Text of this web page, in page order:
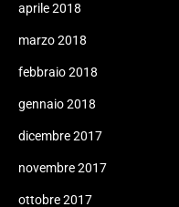
aprile 2018
marzo 2018
febbraio 2018
gennaio 2018
dicembre 2017
novembre 2017
ottobre 2017